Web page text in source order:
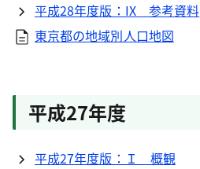
平成28年度版：IX 参考資料
東京都の地域別人口地図
平成27年度
平成27年度版：Ｉ 概観